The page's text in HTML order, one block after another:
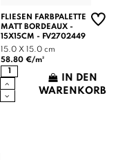
FLIESEN FARBPALETTE
MATT BORDEAUX -
15X15CM - FV2702449
15.0 X 15.0 cm
58.80 €/m²
IN DEN
WARENKORB